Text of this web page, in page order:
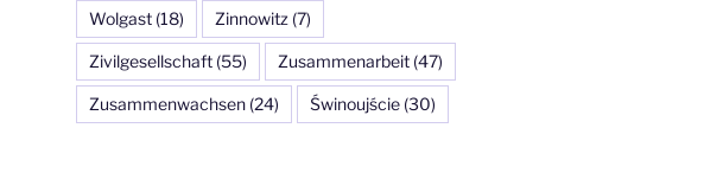
Wolgast(18) Zinnowitz (7)
Zivilgesellschaft(55) Zusammenarbeit(47)
Zusammenwachsen(24) Świnoujście(30)